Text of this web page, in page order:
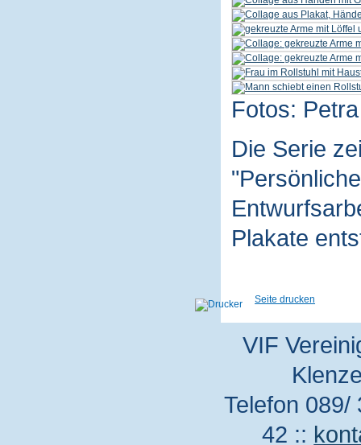
Fotos:
Die Serie
Plakate
Seite drucken
VIF
Telefon
42 ::